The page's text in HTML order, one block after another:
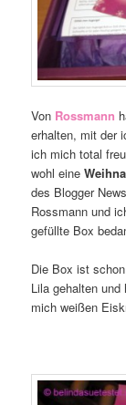
Von Rossmann
erhalten, mit der
ich mich total
wohl eine
des Blogger
Rossmann und
gefüllte Box
Die Box ist
Lila gehalten
mich weißen